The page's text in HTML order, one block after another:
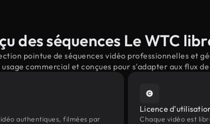
des séquences Le WTC
pointue de séquences vidéo professionnelles et
commercial et conçues pour s'adapter aux flux
authentiques, filmées par
Licence
Chaque vidéo est